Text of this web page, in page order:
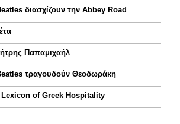
διασχίζουν την Abbey Road
Παπαμιχαήλ
τραγουδούν Θεοδωράκη
Lexicon of Greek Hospitality